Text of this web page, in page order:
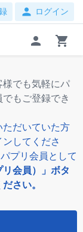
person ログイン
person shopping_cart
でも気軽にパ
もご登録でき
だいていた方
してくださ
プリ会員として
リ会員）」ボタ
さい。